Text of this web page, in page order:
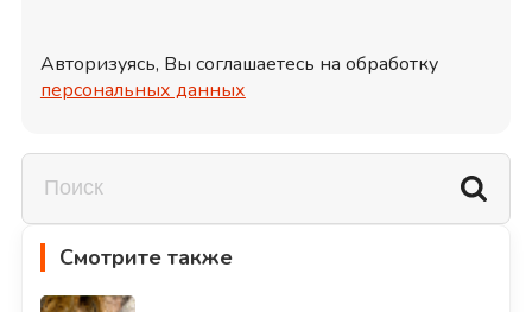
Авторизуясь, Вы соглашаетесь на обработку
персональных данных
Смотрите также